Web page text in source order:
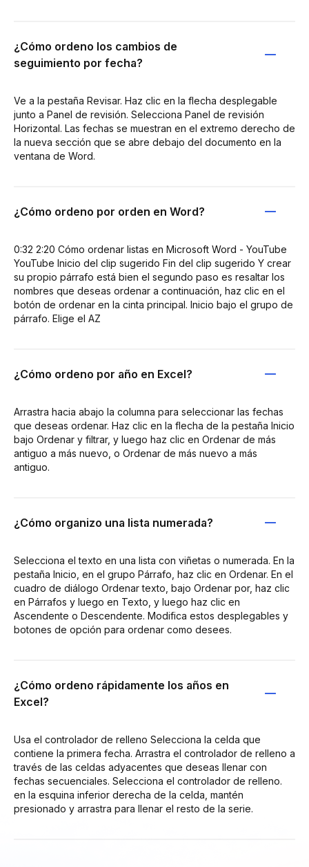
¿Cómo ordeno los cambios de
seguimiento por fecha?
Ve a la pestaña Revisar. Haz clic en la flecha desplegable
junto a Panel de revisión. Selecciona Panel de revisión
Horizontal. Las fechas se muestran en el extremo derecho de
la nueva sección que se abre debajo del documento en la
ventana de Word.
¿Cómo ordeno por orden en Word?
0:32 2:20 Cómo ordenar listas en Microsoft Word - YouTube
YouTube Inicio del clip sugerido Fin del clip sugerido Y crear
su propio párrafo está bien el segundo paso es resaltar los
nombres que deseas ordenar a continuación, haz clic en el
botón de ordenar en la cinta principal. Inicio bajo el grupo de
párrafo. Elige el AZ
¿Cómo ordeno por año en Excel?
Arrastra hacia abajo la columna para seleccionar las fechas
que deseas ordenar. Haz clic en la flecha de la pestaña Inicio
bajo Ordenar y filtrar, y luego haz clic en Ordenar de más
antiguo a más nuevo, o Ordenar de más nuevo a más
antiguo.
¿Cómo organizo una lista numerada?
Selecciona el texto en una lista con viñetas o numerada. En la
pestaña Inicio, en el grupo Párrafo, haz clic en Ordenar. En el
cuadro de diálogo Ordenar texto, bajo Ordenar por, haz clic
en Párrafos y luego en Texto, y luego haz clic en
Ascendente o Descendente. Modifica estos desplegables y
botones de opción para ordenar como desees.
¿Cómo ordeno rápidamente los años en
Excel?
Usa el controlador de relleno Selecciona la celda que
contiene la primera fecha. Arrastra el controlador de relleno a
través de las celdas adyacentes que deseas llenar con
fechas secuenciales. Selecciona el controlador de relleno.
en la esquina inferior derecha de la celda, mantén
presionado y arrastra para llenar el resto de la serie.